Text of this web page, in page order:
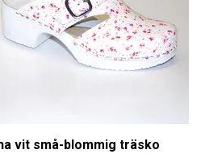
vit små-blommig träsko